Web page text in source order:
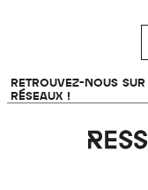
RETROUVEZ-NOUS
RÉSEAUX !